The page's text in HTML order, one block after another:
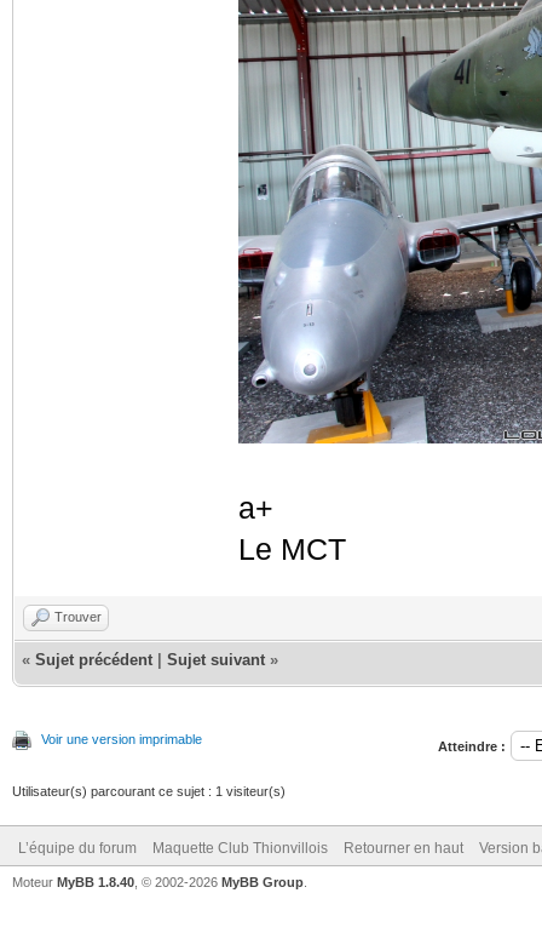
a+
Le MCT
Trouver
« Sujet précédent Sujet suivant »
Voir une version imprimable Atteindre :
Utilisateur(s) parcourant ce sujet : 1 visiteur(s)
L’équipe du forum Maquette Club Thionvillois Retourner en haut Version
Moteur MyBB 1.8.40 , © 2002-2026 MyBB Group